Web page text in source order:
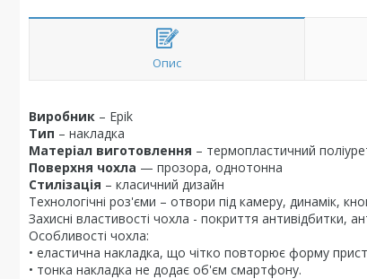
Опис
Виробник – Epik
Тип – накладка
Матеріал виготовлення – термопластичний
Поверхня чохла — прозора, однотонна
Стилізація – класичний дизайн
Технологічні роз'єми – отвори під камеру, динамік,
Захисні властивості чохла - покриття антивідбитки,
Особливості чохла:
• еластична накладка, що чітко повторює форму
• тонка накладка не додає об'єм смартфону.